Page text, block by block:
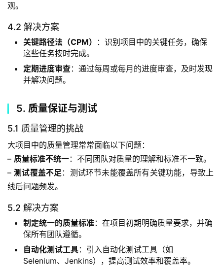
观。
4.2 解决方案
关键路径法（CPM）
：识别项目中的关键任务，确保
这些任务按时完成。
定期进度审查：通过每周或每月的进度审查，及时发现
并解决问题。
5. 质量保证与测试
5.1 质量管理的挑战
大项目中的质量管理常常面临以下问题：
– 质量标准不统一：不同团队对质量的理解和标准不一致。
– 测试覆盖不足 ：测试环节未能覆盖所有关键功能，导致上
线后问题频发。
5.2 解决方案
制定统一的质量标准：在项目初期明确质量要求，并确
保所有团队遵循。
自动化测试工具：引入自动化测试工具（如
Selenium、Jenkins），提高测试效率和覆盖率。